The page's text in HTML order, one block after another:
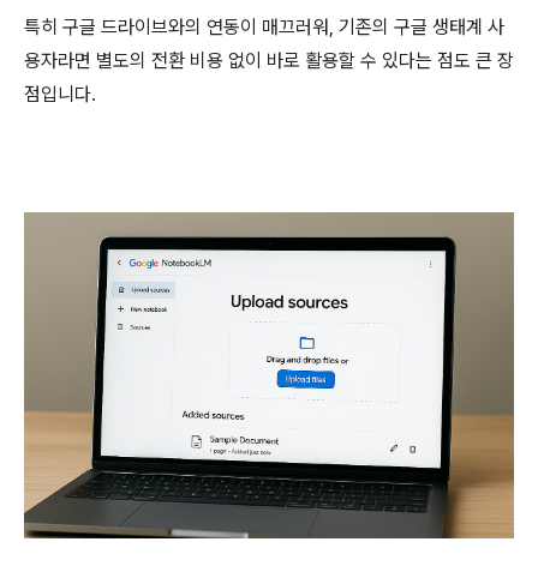
특히 구글 드라이브와의 연동이 매끄러워, 기존의 구글 생태계 사
용자라면 별도의 전환 비용 없이 바로 활용할 수 있다는 점도 큰 장
점입니다.